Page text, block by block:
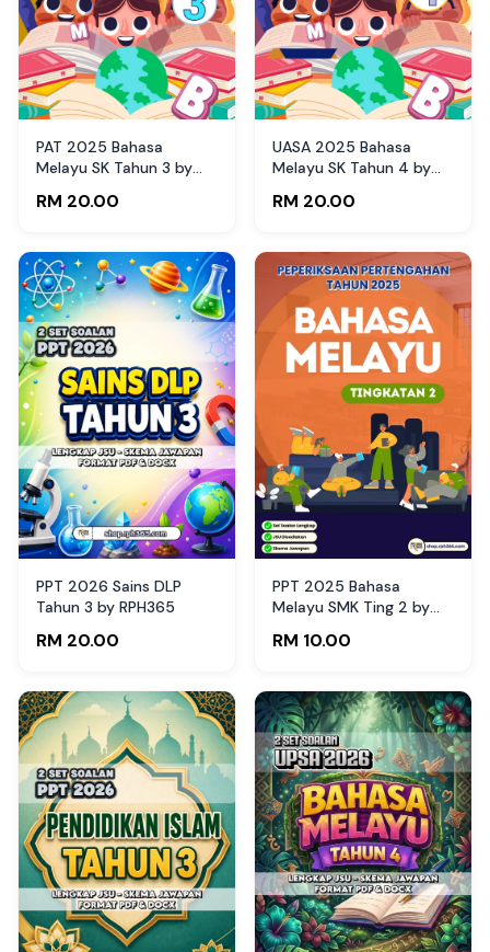
PAT 2025 Bahasa
Melayu SK Tahun 3 by
RM 20.00
UASA 2025 Bahasa
Melayu SK Tahun 4 by
RM 20.00
PPT 2026 Sains DLP
Tahun 3 by RPH365
RM 20.00
PPT 2025 Bahasa
Melayu SMK Ting 2 by
Pelajar)
RM 10.00